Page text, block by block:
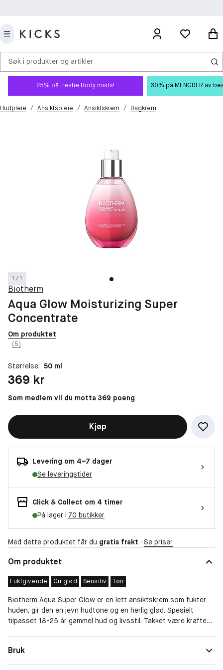
Søk i produkter og artikler
25% på freshe Body mists! 30% på MENGDER av
Hudpleie / Ansiktspleie / Ansiktskrem / Dagkrem
1 / 1
Biotherm
Aqua Glow Moisturizing Super
Concentrate
Om produktet
(5)
Størrelse: 50 ml
Pris: 369 kr
369 kr
Som medlem vil du motta 369 poeng
Kjøp
Levering om 4–7 dager
Se leveringstider
Click & Collect om 4 timer
På lager i 70 butikker
Med dette produktet får du gratis frakt · Se priser
Om produktet
Fuktgivende Gir glød Sensitiv Tørr
Biotherm Aqua Super Glow er en lett ansiktskrem som fukter
huden, gir den en jevn hudtone og en herlig glød. Spesielt
tilpasset 18-25 år gammel hud og livsstil. Takket være kraften i
VITAMIN COMPLEX: En kombinasjon av vitaminer som bidrar til å
Bruk